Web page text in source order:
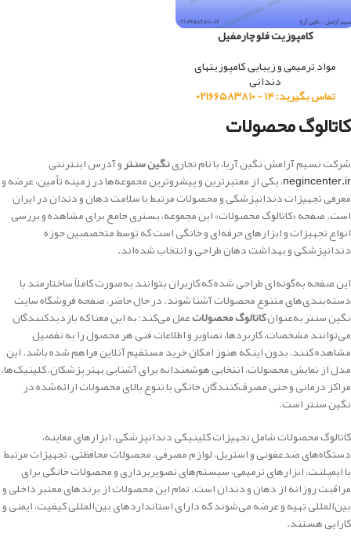
کامپوزیت فلو چارمفیل
مواد ترمیمی و زیبایی,کامپوزیتهای
دندانی
تماس بگیرید: ۱۴ - ۰۲۱۶۶۵۸۳۸۱۰
کاتالوگ محصولات
شرکت نسیم آرامش نگین آریا، با نام تجارینگین سنترو آدرس اینترنتی
negincenter.ir، یکی از معتبرترین و پیشروترین مجموعه‌ها در زمینه تأمین، عرضه و
معرفی تجهیزات دندانپزشکی و محصولات مرتبط با سلامت دهان و دندان در ایران
است. صفحه «کاتالوگ محصولات» این مجموعه، بستری جامع برای مشاهده و بررسی
انواع تجهیزات و ابزارهای حرفه‌ای و خانگی است که توسط متخصصین حوزه
دندانپزشکی و بهداشت دهان طراحی و انتخاب شده‌اند.
این صفحه به‌گونه‌ای طراحی شده که کاربران بتوانند به‌صورت کاملاً ساختارمند با
دسته‌بندی‌های متنوع محصولات آشنا شوند. در حال حاضر، صفحه فروشگاه سایت
نگین سنتر به‌عنوانکاتالوگ محصولاتعمل می‌کند؛ به این معنا که بازدیدکنندگان
می‌توانند مشخصات، کاربردها، تصاویر و اطلاعات فنی هر محصول را به تفصیل
مشاهده کنند، بدون اینکه هنوز امکان خرید مستقیم آنلاین فراهم شده باشد. این
مدل از نمایش محصولات، انتخابی هوشمندانه برای آشنایی بهتر پزشکان، کلینیک‌ها،
مراکز درمانی و حتی مصرف‌کنندگان خانگی با تنوع بالای محصولات ارائه‌شده در
نگین سنتر است.
کاتالوگ محصولات شامل تجهیزات کلینیکی دندانپزشکی، ابزارهای معاینه،
دستگاه‌های ضدعفونی و استریل، لوازم مصرفی، محصولات محافظتی، تجهیزات مرتبط
با ایمپلنت، ابزارهای ترمیمی، سیستم‌های تصویربرداری و محصولات خانگی برای
مراقبت روزانه از دهان و دندان است. تمام این محصولات از برندهای معتبر داخلی و
بین‌المللی تهیه و عرضه می‌شوند که دارای استانداردهای بین‌المللی کیفیت، ایمنی و
کارایی هستند.